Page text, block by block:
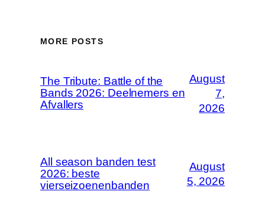
MORE POSTS
The Tribute: Battle of the
Bands 2026: Deelnemers en
Afvallers
August
7,
2026
All season banden test
2026: beste
vierseizoenenbanden
August
5, 2026